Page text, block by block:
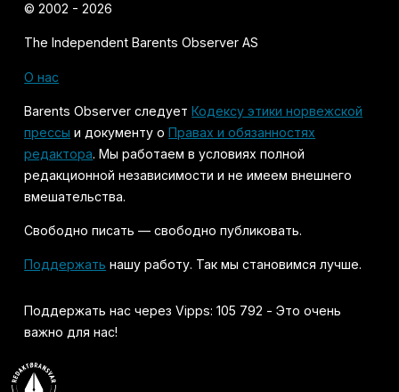
© 2002 - 2026
The Independent Barents Observer AS
О нас
Barents Observer следуетКодексу этики норвежской
прессы и документу оПравах и обязанностях
редактора. Мы работаем в условиях полной
редакционной независимости и не имеем внешнего
вмешательства.
Свободно писать — свободно публиковать.
Поддержать нашу работу. Так мы становимся лучше.
Поддержать нас через Vipps: 105 792 - Это очень
важно для нас!